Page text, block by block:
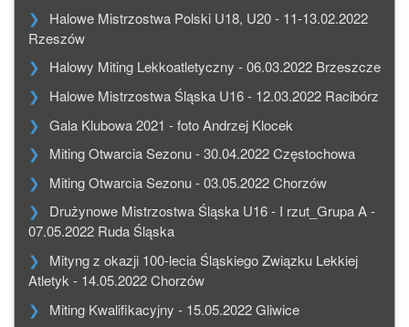
Halowe Mistrzostwa Polski U18, U20 - 11-13.02.2022
Rzeszów
Halowy Miting Lekkoatletyczny - 06.03.2022 Brzeszcze
Halowe Mistrzostwa Śląska U16 - 12.03.2022 Racibórz
Gala Klubowa 2021 - foto Andrzej Klocek
Miting Otwarcia Sezonu - 30.04.2022 Częstochowa
Miting Otwarcia Sezonu - 03.05.2022 Chorzów
Drużynowe Mistrzostwa Śląska U16 - I rzut_Grupa A -
07.05.2022 Ruda Śląska
Mityng z okazji 100-lecia Śląskiego Związku Lekkiej
Atletyk - 14.05.2022 Chorzów
Miting Kwalifikacyjny - 15.05.2022 Gliwice